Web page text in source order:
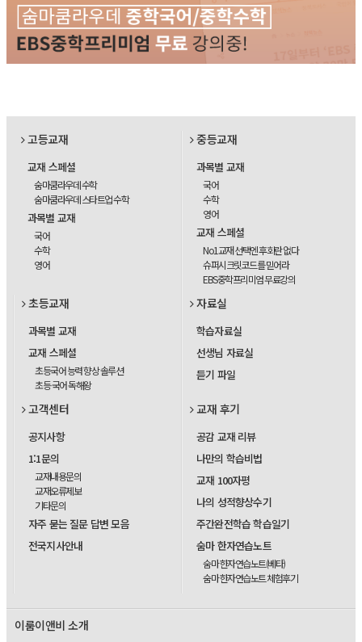
고등교재
교재 스페셜
숨마쿰라우데 수학
숨마쿰라우데 스타트업 수학
과목별 교재
국어
수학
영어
중등교재
과목별 교재
국어
수학
영어
교재 스페셜
No1교재 선택엔 후회란 없다
슈퍼시크릿코드를 믿어라
EBS중학프리미엄 무료강의
초등교재
과목별 교재
교재 스페셜
초등국어 능력 향상 솔루션
초등 국어 독해왕
자료실
학습자료실
선생님 자료실
듣기 파일
고객센터
공지사항
1:1문의
교재내용문의
교재오류제보
기타문의
자주 묻는 질문 답변 모음
전국지사안내
교재 후기
공감 교재 리뷰
나만의 학습비법
교재 100자평
나의 성적향상수기
주간완전학습 학습일기
숨마 한자연습노트
숨마 한자연습노트(베타)
숨마 한자연습노트 체험후기
이룸이앤비 소개